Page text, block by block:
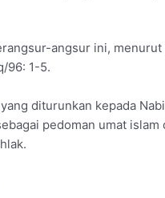
angsur ini,
96: 1-5.
diturunkan kepada
pedoman umat islam